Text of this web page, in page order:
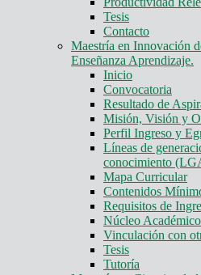
Tesis
Contacto
Maestría en Innovación
Enseñanza Aprendizaje.
Inicio
Convocatoria
Resultado de
Misión, Visión y
Perfil Ingreso y
Líneas de
conocimiento
Mapa Curricular
Contenidos
Requisitos de
Núcleo
Vinculación con
Tesis
Tutoría